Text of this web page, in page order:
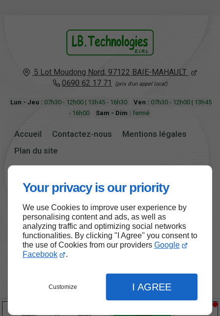
Your privacy is our priority
We use Cookies to improve user experience by
personalising content and ads, as well as
analyzing traffic and optimizing social networks
functionalities. By clicking "I Agree" you consent to
the use of Cookies from our providers Google
Facebook
.
Customize I AGREE
5 Lot Moudong Nord, 97122 BAIE-MAHAULT
0690 62 17 71
Lun - Jeu : 07h30 - 12h00 | 13h45 - 16h30 Ven : 07h30 - 12h00 | 13h45
- 16h00
Sam - Dim : fermé
Accueil Contactez-nous
Mentions légales
Plan du site
Haut de page